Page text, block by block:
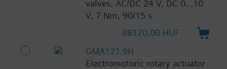
valves, AC/DC 24 V, DC 0...10
V, 7 Nm, 90/15 s
88170,00 HUF
GMA121.9H
Electromotoric rotary actuator